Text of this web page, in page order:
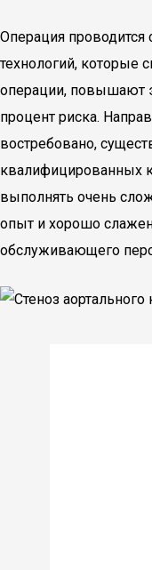
Операция
технологий, которые
операции, повышают
процент риска.
востребовано,
квалифицированных
выполнять очень
опыт и хорошо
обслуживающего